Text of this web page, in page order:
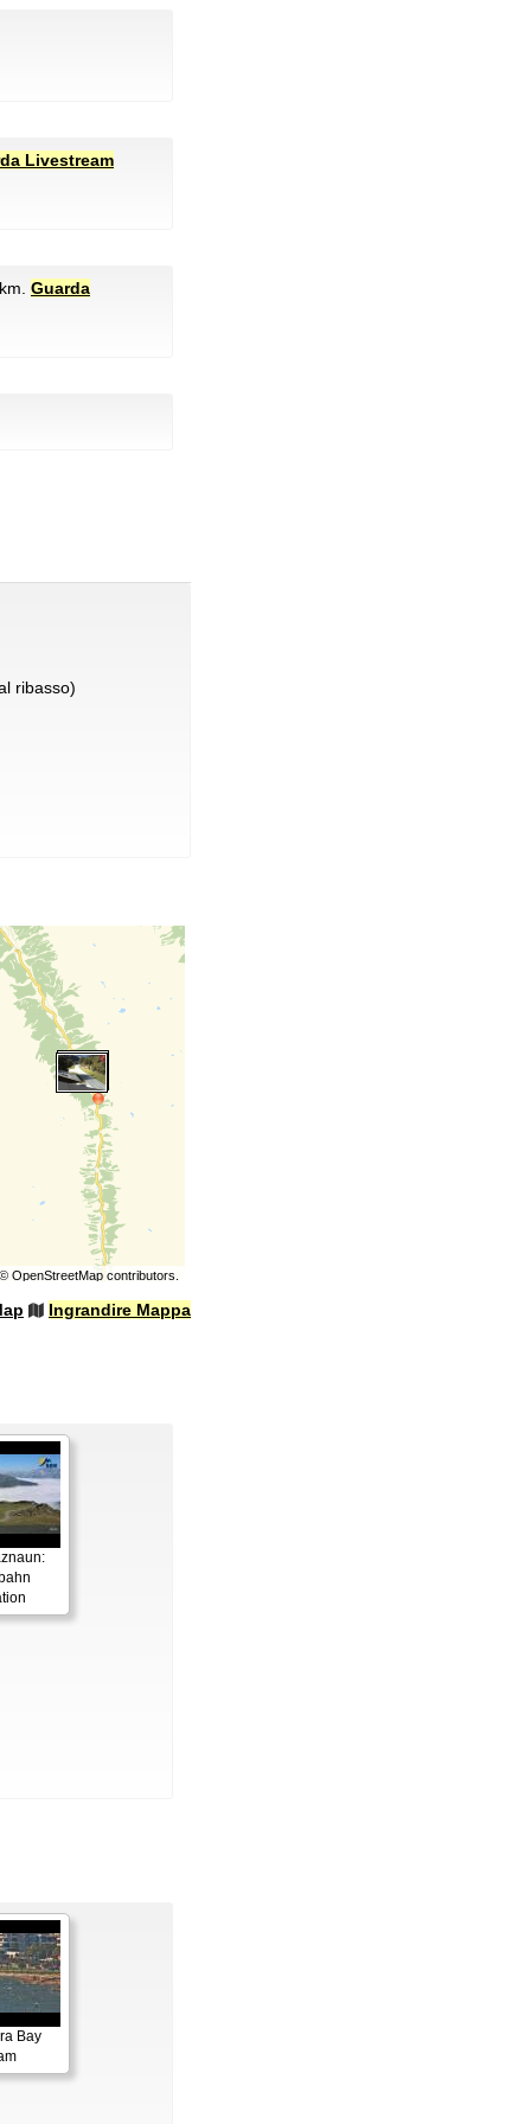
Livestream
Guarda
ribasso)
© OpenStreetMapcontributors.
Ingrandire Mappa
Bay